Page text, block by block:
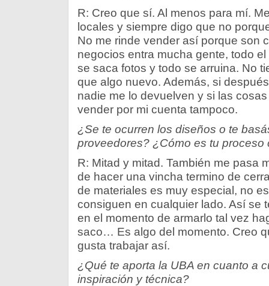
R: Creo que sí. Al menos para mí.
locales y siempre digo que no
No me rinde vender así porque son
negocios entra mucha gente, todo
se saca fotos y todo se arruina. No
que algo nuevo. Además, si
nadie me lo devuelven y si las
vender por mi cuenta tampoco.
¿Se te ocurren los diseños o te
proveedores? ¿Cómo es tu proceso
R: Mitad y mitad. También me pasa
de hacer una vincha termino de
de materiales es muy especial, no
consiguen en cualquier lado. Así se
en el momento de armarlo tal vez
saco… Es algo del momento. Creo
gusta trabajar así.
¿Qué te aporta la UBA en cuanto a
inspiración y técnica?